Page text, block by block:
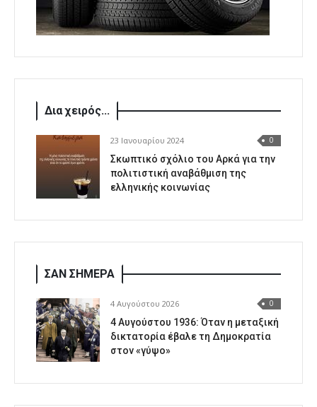
Δια χειρός...
23 Ιανουαρίου 2024 0
Σκωπτικό σχόλιο του Αρκά για την
πολιτιστική αναβάθμιση της
ελληνικής κοινωνίας
ΣΑΝ ΣΗΜΕΡΑ
4 Αυγούστου 2026 0
4 Αυγούστου 1936: Όταν η μεταξική
δικτατορία έβαλε τη Δημοκρατία
στον «γύψο»